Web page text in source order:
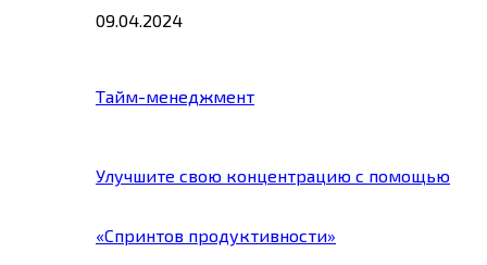
09.04.2024
Тайм-менеджмент
Улучшите свою концентрацию с помощью
«Спринтов продуктивности»